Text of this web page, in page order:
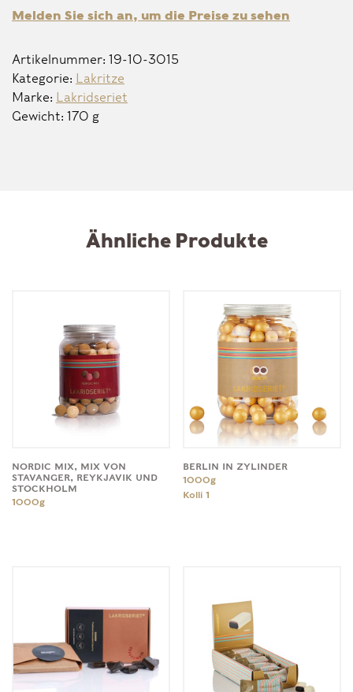
Melden Sie sich an, um die Preise zu sehen
Artikelnummer: 19-10-3015
Kategorie: Lakritze
Marke: Lakridseriet
Gewicht: 170 g
Ähnliche Produkte
NORDIC MIX, MIX VON
STAVANGER, REYKJAVIK UND
STOCKHOLM
1000g
BERLIN IN ZYLINDER
1000g
Kolli1